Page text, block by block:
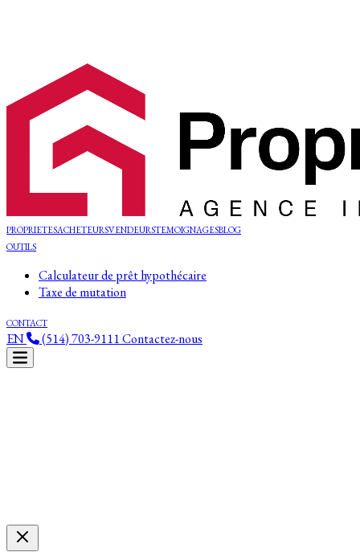
PROPRIETESACHETEURSVENDEURSTEMOIGNAGESBLOG
OUTILS
Calculateur de prêt hypothécaire
Taxe de mutation
CONTACT
EN (514) 703-9111Contactez-nous